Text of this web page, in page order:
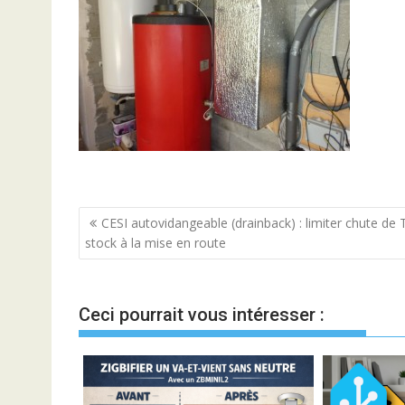
Navigation
de
CESI autovidangeable (drainback) : limiter chute de
stock à la mise en route
Ceci pourrait vous intéresser :